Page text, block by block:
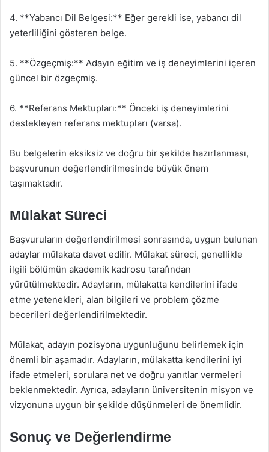
4. **Yabancı Dil Belgesi:** Eğer gerekli ise, yabancı dil
yeterliliğini gösteren belge.
5. **Özgeçmiş:** Adayın eğitim ve iş deneyimlerini içeren
güncel bir özgeçmiş.
6. **Referans Mektupları:** Önceki iş deneyimlerini
destekleyen referans mektupları (varsa).
Bu belgelerin eksiksiz ve doğru bir şekilde hazırlanması,
başvurunun değerlendirilmesinde büyük önem
taşımaktadır.
Mülakat Süreci
Başvuruların değerlendirilmesi sonrasında, uygun bulunan
adaylar mülakata davet edilir. Mülakat süreci, genellikle
ilgili bölümün akademik kadrosu tarafından
yürütülmektedir. Adayların, mülakatta kendilerini ifade
etme yetenekleri, alan bilgileri ve problem çözme
becerileri değerlendirilmektedir.
Mülakat, adayın pozisyona uygunluğunu belirlemek için
önemli bir aşamadır. Adayların, mülakatta kendilerini iyi
ifade etmeleri, sorulara net ve doğru yanıtlar vermeleri
beklenmektedir. Ayrıca, adayların üniversitenin misyon ve
vizyonuna uygun bir şekilde düşünmeleri de önemlidir.
Sonuç ve Değerlendirme